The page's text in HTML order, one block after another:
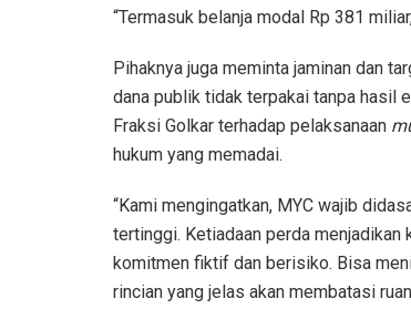
“Termasuk belanja modal Rp 381
Pihaknya juga meminta jaminan dan
dana publik tidak terpakai tanpa hasil
Fraksi Golkar terhadap pelaksanaan
hukum yang memadai.
“Kami mengingatkan, MYC wajib
tertinggi. Ketiadaan perda
komitmen fiktif dan berisiko. Bisa
rincian yang jelas akan membatasi